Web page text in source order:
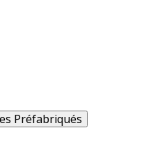
Préfabriqués